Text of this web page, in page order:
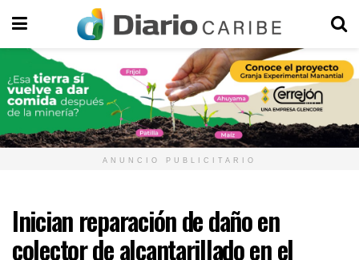
ANUNCIO PUBLICITARIO
Inician reparación de daño en
colector de alcantarillado en el